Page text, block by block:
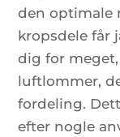
den optimale
kropsdele får
dig for
luftlommer,
fordeling.
efter nogle